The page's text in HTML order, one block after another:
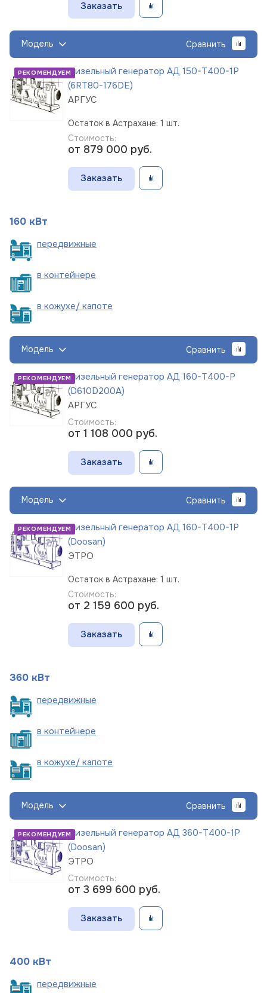
Заказать
Модель Сравнить
РЕКОМЕНДУЕМДизельный генератор АД 150-Т400-1Р
(6RT80-176DE)
АРГУС
Остаток в Астрахане: 1 шт.
Стоимость:
от 879 000 руб.
Заказать
160 кВт
передвижные
в контейнере
в кожухе/ капоте
Модель Сравнить
РЕКОМЕНДУЕМДизельный генератор АД 160-Т400-Р
(D610D200A)
АРГУС
Стоимость:
от 1 108 000 руб.
Заказать
Модель Сравнить
РЕКОМЕНДУЕМДизельный генератор АД 160-Т400-1Р
(Doosan)
ЭТРО
Остаток в Астрахане: 1 шт.
Стоимость:
от 2 159 600 руб.
Заказать
360 кВт
передвижные
в контейнере
в кожухе/ капоте
Модель Сравнить
РЕКОМЕНДУЕМДизельный генератор АД 360-Т400-1Р
(Doosan)
ЭТРО
Стоимость:
от 3 699 600 руб.
Заказать
400 кВт
передвижные